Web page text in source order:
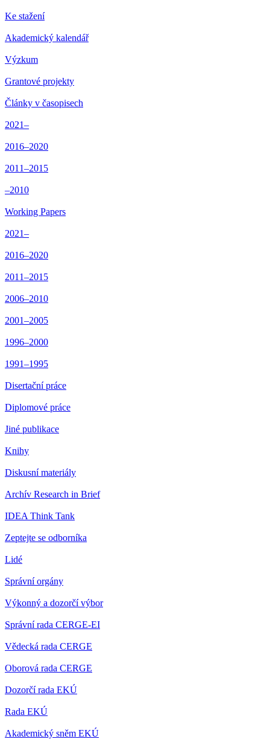
Ke stažení
Akademický kalendář
Výzkum
Grantové projekty
Články v časopisech
2021–
2016–2020
2011–2015
–2010
Working Papers
2021–
2016–2020
2011–2015
2006–2010
2001–2005
1996–2000
1991–1995
Disertační práce
Diplomové práce
Jiné publikace
Knihy
Diskusní materiály
Archív Research in Brief
IDEA Think Tank
Zeptejte se odborníka
Lidé
Správní orgány
Výkonný a dozorčí výbor
Správní rada CERGE-EI
Vědecká rada CERGE
Oborová rada CERGE
Dozorčí rada EKÚ
Rada EKÚ
Akademický sněm EKÚ